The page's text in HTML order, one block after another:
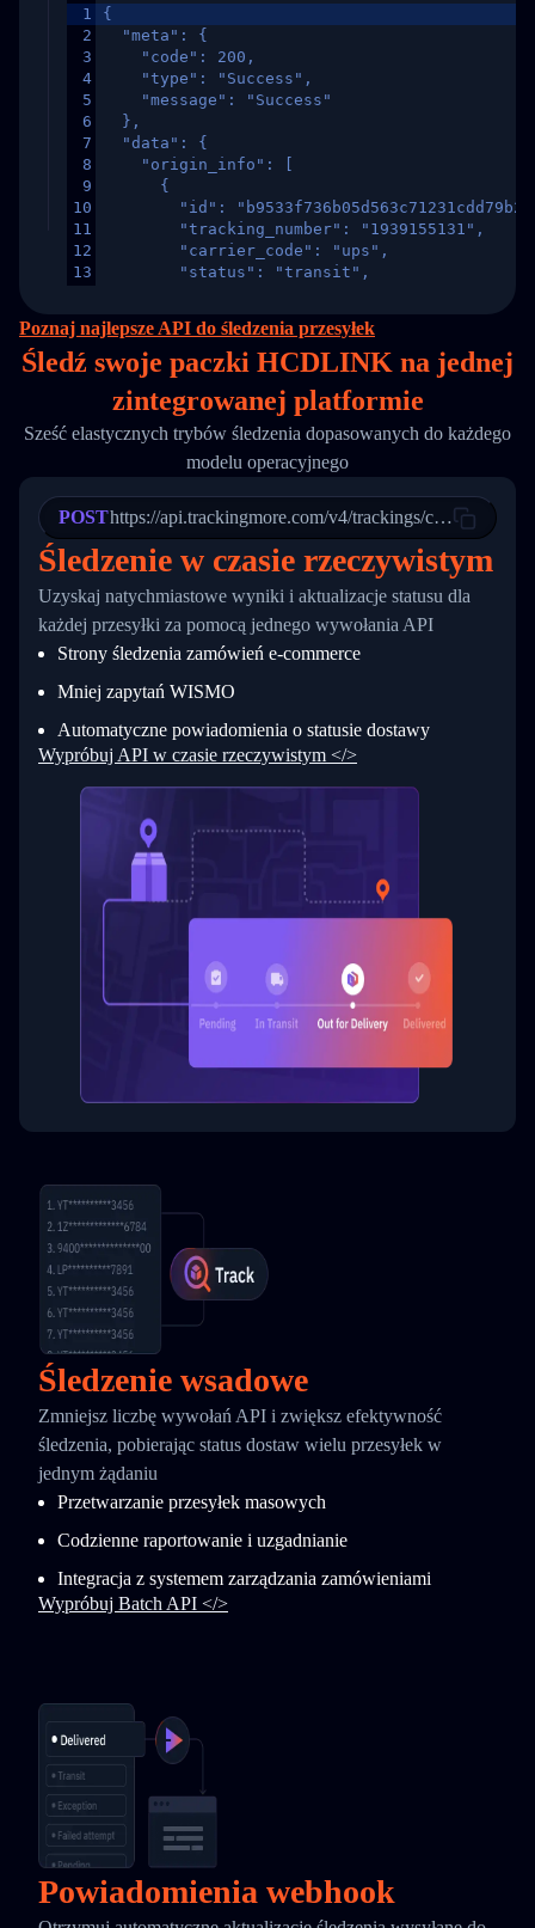
1
2
3
4
5
6
7
8
9
10
11
12
13
16
17
20
21
24
26
27
28
29
30
31
32
33
34
{
  "meta": {
    "code": 200,
    "type": "Success",
    "message": "Success"
  },
  "data": {
    "origin_info": [
      {
"id":
        "tracking_number": "1939155131",
        "carrier_code": "ups",
        "status": "transit",
        "itemTimeLength": 2,
        "weblink": "",
        "phone": null,
        "trackinfo": [
          {
            "Date": "2017-03-08 04: 22: 00",
"StatusDescription": "Departed
          },
          {
            "Date": "2017-03-06 15:28:00",
"StatusDescription": "Shipment
"Details": "BEIJING-
          }
        ]
      }
  }
}
Poznaj najlepsze API do śledzenia przesyłek
Śledź swoje paczki HCDLINK na jednej
zintegrowanej platformie
Sześć elastycznych trybów śledzenia dopasowanych do każdego
modelu operacyjnego
POSThttps://api.trackingmore.com/v4/trackings/create
Śledzenie w czasie rzeczywistym
Uzyskaj natychmiastowe wyniki i aktualizacje statusu dla
każdej przesyłki za pomocą jednego wywołania API
Strony śledzenia zamówień e-commerce
Mniej zapytań WISMO
Automatyczne powiadomienia o statusie dostawy
Wypróbuj API w czasie rzeczywistym </>
Śledzenie wsadowe
Zmniejsz liczbę wywołań API i zwiększ efektywność
śledzenia, pobierając status dostaw wielu przesyłek w
jednym żądaniu
Przetwarzanie przesyłek masowych
Codzienne raportowanie i uzgadnianie
Integracja z systemem zarządzania zamówieniami
Wypróbuj Batch API </>
Powiadomienia webhook